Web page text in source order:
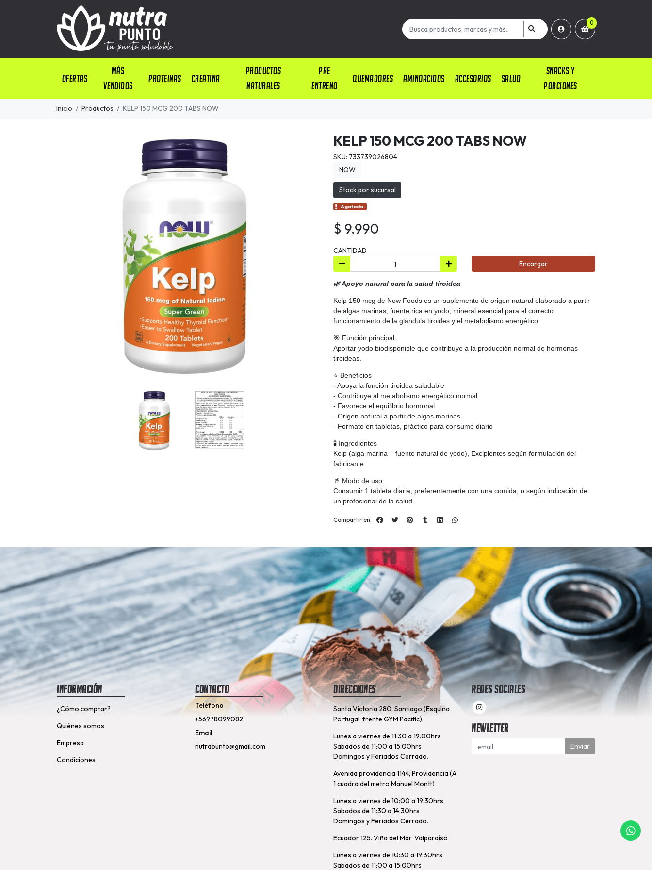
0
OFERTAS
Más
Vendidos
PROTEINAS CREATINA
PRODUCTOS
NATURALES
PRE
ENTRENO
QUEMADORES AMINOACIDOS ACCESORIOS SALUD
SNACKS Y
PORCIONES
Inicio Productos KELP 150 MCG 200 TABS NOW
KELP 150 MCG 200 TABS NOW
SKU: 733739026804
NOW
Stock por sucursal
Agotado.
$ 9.990
CANTIDAD
Encargar
🌿 Apoyo natural para la salud tiroidea
Kelp 150 mcg de Now Foods es un suplemento de origen natural elaborado a partir
de algas marinas, fuente rica en yodo, mineral esencial para el correcto
funcionamiento de la glándula tiroides y el metabolismo energético.
🎯 Función principal
Aportar yodo biodisponible que contribuye a la producción normal de hormonas
tiroideas.
⭐ Beneficios
- Apoya la función tiroidea saludable
- Contribuye al metabolismo energético normal
- Favorece el equilibrio hormonal
- Origen natural a partir de algas marinas
- Formato en tabletas, práctico para consumo diario
🧪 Ingredientes
Kelp (alga marina – fuente natural de yodo), Excipientes según formulación del
fabricante
🥤 Modo de uso
Consumir 1 tableta diaria, preferentemente con una comida, o según indicación de
un profesional de la salud.
Compartir en:
Información
¿Cómo comprar?
Quiénes somos
Empresa
Condiciones
Contacto
Teléfono
+56978099082
Email
nutrapunto@gmail.com
Direcciones
Santa Victoria 280, Santiago (Esquina
Portugal, frente GYM Pacific).
Lunes a viernes de 11:30 a 19:00hrs
Sabados de 11:00 a 15:00hrs
Domingos y Feriados Cerrado.
Avenida providencia 1144, Providencia (A
1 cuadra del metro Manuel Montt)
Lunes a viernes de 10:00 a 19:30hrs
Sabados de 11:30 a 14:30hrs
Domingos y Feriados Cerrado.
Ecuador 125. Viña del Mar, Valparaíso
Lunes a viernes de 10:30 a 19:30hrs
Sabados de 11:00 a 15:00hrs
Redes Sociales
Newletter
Enviar